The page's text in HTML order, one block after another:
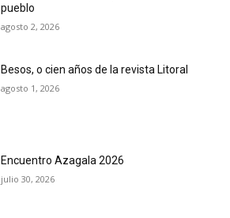
pueblo
agosto 2, 2026
Besos, o cien años de la revista Litoral
agosto 1, 2026
Encuentro Azagala 2026
julio 30, 2026